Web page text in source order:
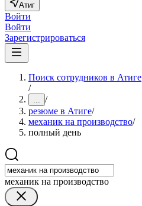
Атиг
Войти
Войти
Зарегистрироваться
Поиск сотрудников в Атиге
/
... /
резюме в Атиге/
механик на производство/
полный день
механик на производство